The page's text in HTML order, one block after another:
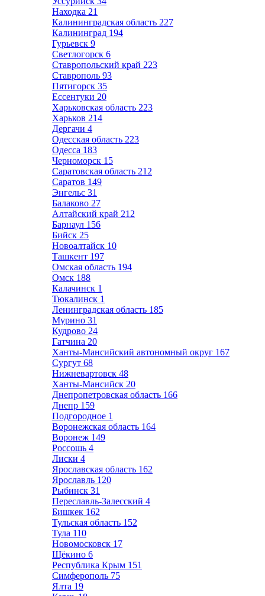
Находка 21
Калининградская область 227
Калининград 194
Гурьевск 9
Светлогорск 6
Ставропольский край 223
Ставрополь 93
Пятигорск 35
Ессентуки 20
Харьковская область 223
Харьков 214
Дергачи 4
Одесская область 223
Одесса 183
Черноморск 15
Саратовская область 212
Саратов 149
Энгельс 31
Балаково 27
Алтайский край 212
Барнаул 156
Бийск 25
Новоалтайск 10
Ташкент 197
Омская область 194
Омск 188
Калачинск 1
Тюкалинск 1
Ленинградская область 185
Мурино 31
Кудрово 24
Гатчина 20
Ханты-Мансийский автономный округ 167
Сургут 68
Нижневартовск 48
Ханты-Мансийск 20
Днепропетровская область 166
Днепр 159
Подгородное 1
Воронежская область 164
Воронеж 149
Россошь 4
Лиски 4
Ярославская область 162
Ярославль 120
Рыбинск 31
Переславль-Залесский 4
Бишкек 162
Тульская область 152
Тула 110
Новомосковск 17
Щёкино 6
Республика Крым 151
Симферополь 75
Ялта 19